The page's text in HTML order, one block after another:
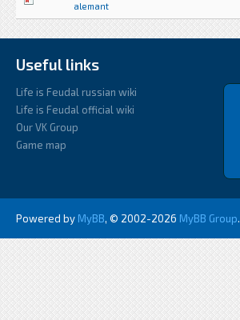
alemant
Useful links
Life is Feudal russian wiki
Life is Feudal official wiki
Our VK Group
Game map
Powered by MyBB, © 2002-2026 MyBB Group.